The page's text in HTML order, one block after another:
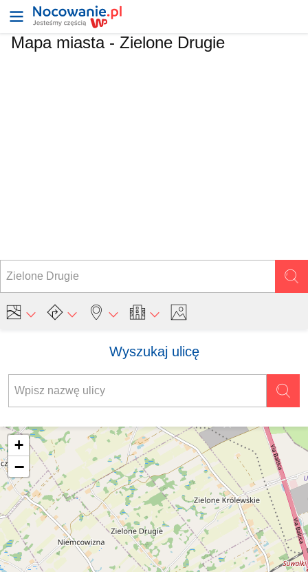
Mapa miasta - Zielone Drugie
Wyszukaj ulicę
+
−